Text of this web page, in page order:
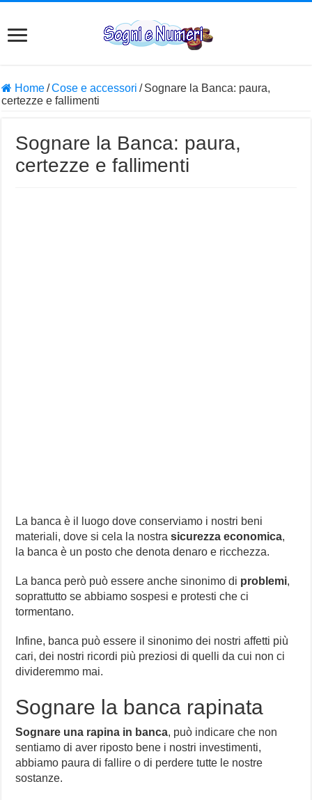
Home/Cose e accessori / Sognare la Banca: paura,
certezze e fallimenti
Sognare la Banca: paura,
certezze e fallimenti
La banca è il luogo dove conserviamo i nostri beni
materiali, dove si cela la nostrasicurezza economica,
la banca è un posto che denota denaro e ricchezza.
La banca però può essere anche sinonimo di problemi,
soprattutto se abbiamo sospesi e protesti che ci
tormentano.
Infine, banca può essere il sinonimo dei nostri affetti più
cari, dei nostri ricordi più preziosi di quelli da cui non ci
divideremmo mai.
Sognare la banca rapinata
Sognare una rapina in banca, può indicare che non
sentiamo di aver riposto bene i nostri investimenti,
abbiamo paura di fallire o di perdere tutte le nostre
sostanze.